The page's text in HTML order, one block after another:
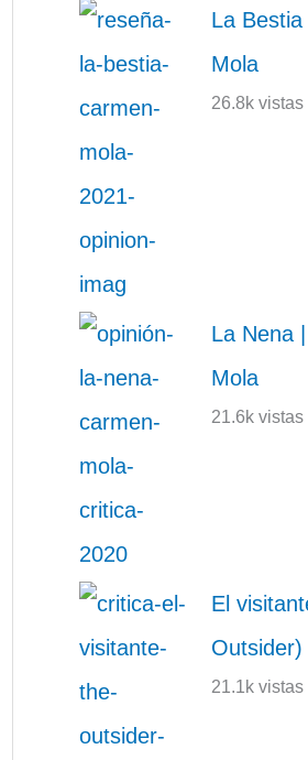
La
Mola
26.8k vistas
La Nena
Mola
21.6k vistas
El
Outsider)
21.1k vistas